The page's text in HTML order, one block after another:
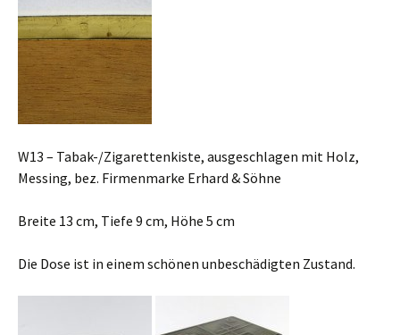
W13 – Tabak-/Zigarettenkiste, ausgeschlagen mit Holz,
Messing, bez. Firmenmarke Erhard & Söhne
Breite 13 cm, Tiefe 9 cm, Höhe 5 cm
Die Dose ist in einem schönen unbeschädigten Zustand.